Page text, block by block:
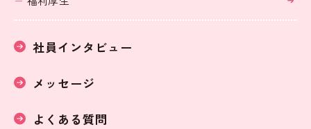
社員インタビュー
メッセージ
よくある質問